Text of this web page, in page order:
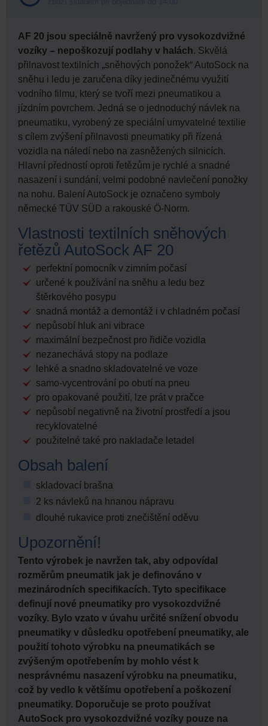
AF 20 jsou speciálně navržený pro vysokozdvižné
vozíky – nepoškozují podlahy v halách. Skvělá
přilnavost textilních „sněhových ponožek“ AutoSock na
sněhu i ledu je zaručena díky jedinečnému využití
vodního filmu, který se tvoří mezi pneumatikou a
jízdním povrchem. Jedná se o jednoduchý návlek na
pneumatiku, vyrobený ze speciální umyvatelné textilie
s cílem zvýšení přilnavosti pneumatiky při řízená
vozidla na náledí nebo na zasněžených silnicích.
Hlavní předností oproti řetězům je rychlé a snadné
nasazení i sundání, velmi podobné navlečení ponožky
na nohu. Balení AutoSock je označeno symboly
německé TÜV SÜD a rakouské Ö-Norm.
Vlastnosti textilních sněhových
řetězů AutoSock AF 20
perfektní pomocník v zimním počasí
určené k používání na sněhu a ledu bez
štěrkového posypu
snadná montáž a demontáž i v chladném počasí
nepůsobí hluk ani vibrace
maximální bezpečnost pro řidiče vozidla
nezanechává stopy na podlaze
lehké a snadno skladovatelné ve voze
samo-vycentrování po obutí na pneu
pro opakované použití, lze prát v pračce
nepůsobí negativně na životní prostředí a jsou
recyklovatelné
použitelné také pro nakladače letadel
Obsah balení
skladovací brašna
2 ks návleků na hnanou nápravu
dlouhé rukavice proti znečištění oděvu
Upozornění!
Tento výrobek je navržen tak, aby odpovídal
rozměrům pneumatik jak je definováno v
mezinárodních specifikacích. Tyto specifikace
definují nové pneumatiky pro vysokozdvižné
vozíky. Bylo vzato v úvahu určité snížení obvodu
pneumatiky v důsledku opotřebení pneumatiky, ale
použití tohoto výrobku na pneumatikách se
zvýšeným opotřebením by mohlo vést k
nesprávnému nasazení výrobku na pneumatiku,
což by vedlo k většímu opotřebení a poškození
pneumatiky. Doporučuje se proto používat
AutoSock pro vysokozdvižné vozíky pouze na